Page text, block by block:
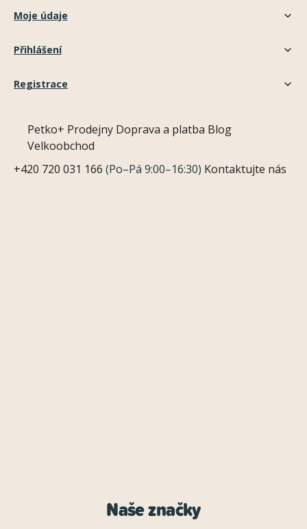
Moje údaje
Přihlášení
Registrace
Petko+ Prodejny Doprava a platba Blog
Velkoobchod
+420 720 031 166 (Po–Pá 9:00–16:30) Kontaktujte nás
Naše značky